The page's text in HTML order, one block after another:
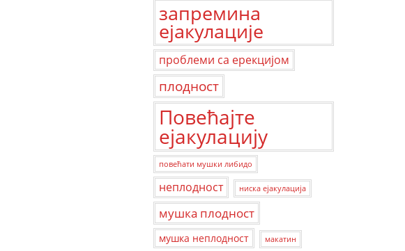
запремина
ејакулације
проблеми са ерекцијом
плодност
Повећајте
ејакулацију
повећати мушки либидо
неплодност ниска ејакулација
мушка плодност
мушка неплодност макатин